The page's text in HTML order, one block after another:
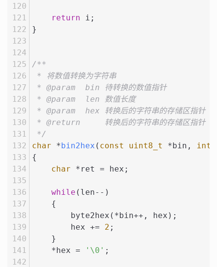
return i;
}
/**
* 将数值转换为字符串
* @param  bin 待转换的数值指针
* @param  len 数值长度
* @param  hex 转换后的字符串的存储区指针
* @return     转换后的字符串的存储区指针
*/
char *bin2hex ( const uint8_t *bin, int
{
char *ret = hex;
while (len--)
    {
        byte2hex(*bin++, hex);
        hex +=
2 ;
    }
    *hex =
'\0' ;